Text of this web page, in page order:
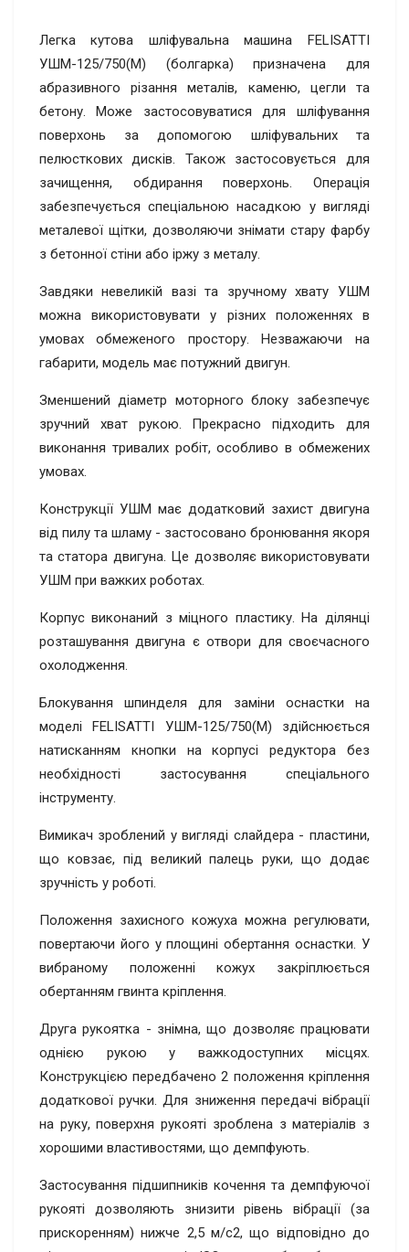
Легка кутова шліфувальна машина FELISATTI
УШМ-125/750(M) (болгарка) призначена для
абразивного різання металів, каменю, цегли та
бетону. Може застосовуватися для шліфування
поверхонь за допомогою шліфувальних та
пелюсткових дисків. Також застосовується для
зачищення, обдирання поверхонь. Операція
забезпечується спеціальною насадкою у вигляді
металевої щітки, дозволяючи знімати стару фарбу
з бетонної стіни або іржу з металу.
Завдяки невеликій вазі та зручному хвату УШМ
можна використовувати у різних положеннях в
умовах обмеженого простору. Незважаючи на
габарити, модель має потужний двигун.
Зменшений діаметр моторного блоку забезпечує
зручний хват рукою. Прекрасно підходить для
виконання тривалих робіт, особливо в обмежених
умовах.
Конструкції УШМ має додатковий захист двигуна
від пилу та шламу - застосовано бронювання якоря
та статора двигуна. Це дозволяє використовувати
УШМ при важких роботах.
Корпус виконаний з міцного пластику. На ділянці
розташування двигуна є отвори для своєчасного
охолодження.
Блокування шпинделя для заміни оснастки на
моделі FELISATTI УШМ-125/750(M) здійснюється
натисканням кнопки на корпусі редуктора без
необхідності застосування спеціального
інструменту.
Вимикач зроблений у вигляді слайдера - пластини,
що ковзає, під великий палець руки, що додає
зручність у роботі.
Положення захисного кожуха можна регулювати,
повертаючи його у площині обертання оснастки. У
вибраному положенні кожух закріплюється
обертанням гвинта кріплення.
Друга рукоятка - знімна, що дозволяє працювати
однією рукою у важкодоступних місцях.
Конструкцією передбачено 2 положення кріплення
додаткової ручки. Для зниження передачі вібрації
на руку, поверхня рукояті зроблена з матеріалів з
хорошими властивостями, що демпфують.
Застосування підшипників кочення та демпфуючої
рукояті дозволяють знизити рівень вібрації (за
прискоренням) нижче 2,5 м/с2, що відповідно до